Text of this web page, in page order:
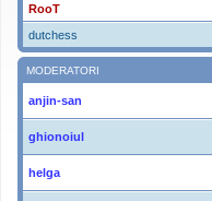
RooT
dutchess
MODERATORI
anjin-san
ghionoiul
helga